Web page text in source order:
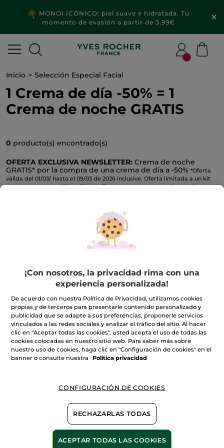
MONOI ICÓNICO: piel suave e hidratada. Tu
momento de evasión a partir de 3,99€
Inicio Selección Especial Facial
1 Crema de día -50% = 1
Crema de noche GRATIS
0 producto(s) encontrado(s)
OFERTA EXCLUSIVA NEWSLETTER: Crema de noche
GRATIS* por la compra de una crema de día a -50% *Oferta
válida del 01/03/ hasta el 09/03 de 2026 inclusive. Oferta limitada a un kit
por gama y por pedido, válida en 3 sets compuestos por dos productos
Firmeza & Lifting
ORDENAR POR
vegetales
campos orgánicos
Ver más
¡Con nosotros, la privacidad rima con una
experiencia personalizada!
De acuerdo con nuestra Política de Privacidad, utilizamos cookies
propias y de terceros para presentarle contenido personalizado y
publicidad que se adapte a sus preferencias, proponerle servicios
vinculados a las redes sociales y analizar el tráfico del sitio. Al hacer
clic en "Aceptar todas las cookies", usted acepta el uso de todas las
cookies colocadas en nuestro sitio web. Para saber más sobre
nuestro uso de cookies, haga clic en "Configuración de cookies" en el
banner o consulte nuestra
Politica privacidad
CONFIGURACIÓN DE COOKIES
RECHAZARLAS TODAS
ACEPTAR TODAS LAS COOKIES